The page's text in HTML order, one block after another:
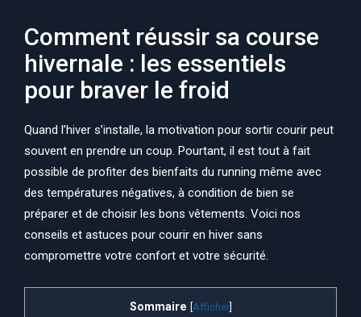
Comment réussir sa course
hivernale : les essentiels
pour braver le froid
Quand l’hiver s’installe, la motivation pour sortir courir peut
souvent en prendre un coup. Pourtant, il est tout à fait
possible de profiter des bienfaits du running même avec
des températures négatives, à condition de bien se
préparer et de choisir les bons vêtements. Voici nos
conseils et astuces pour courir en hiver sans
compromettre votre confort et votre sécurité.
Sommaire [Afficher]